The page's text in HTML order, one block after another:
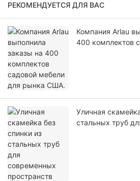
РЕКОМЕНДУЕТСЯ ДЛЯ ВАС
Компания Arlau
400 комплектов
Уличная
стальных труб